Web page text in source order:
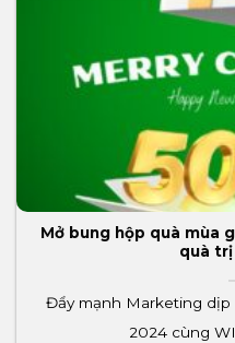
Mở bung hộp quà mùa
quà
Đẩy mạnh Marketing dịp
2024 cùng